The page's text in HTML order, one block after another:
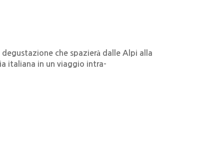
degustazione che spazierà dalle Alpi alla
italiana in un viaggio intra-